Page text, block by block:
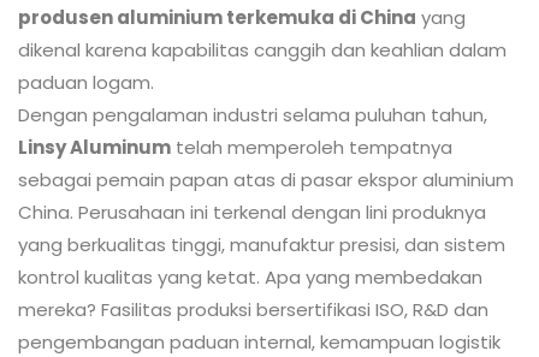
produsen aluminium terkemuka di China yang
dikenal karena kapabilitas canggih dan keahlian dalam
paduan logam.
Dengan pengalaman industri selama puluhan tahun,
Linsy Aluminum telah memperoleh tempatnya
sebagai pemain papan atas di pasar ekspor aluminium
China. Perusahaan ini terkenal dengan lini produknya
yang berkualitas tinggi, manufaktur presisi, dan sistem
kontrol kualitas yang ketat. Apa yang membedakan
mereka? Fasilitas produksi bersertifikasi ISO, R&D dan
pengembangan paduan internal, kemampuan logistik